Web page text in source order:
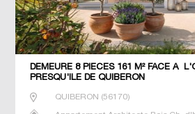
DEMEURE 8 PIECES 161 M² FACE A
PRESQU'ILE DE QUIBERON
QUIBERON (56170)